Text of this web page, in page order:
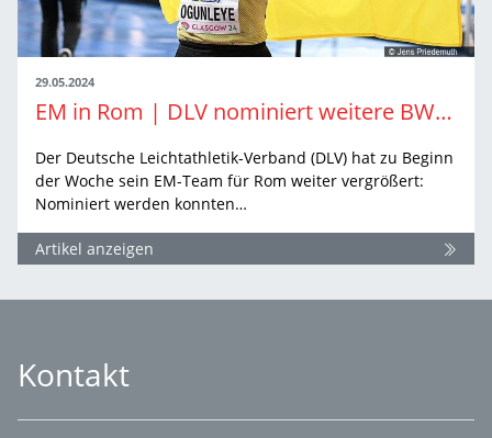
29.05.2024
EM in Rom | DLV nominiert weitere BW-Athlet:innen für deutsches Team
Der Deutsche Leichtathletik-Verband (DLV) hat zu Beginn
der Woche sein EM-Team für Rom weiter vergrößert:
Nominiert werden konnten…
Artikel anzeigen
Kontakt